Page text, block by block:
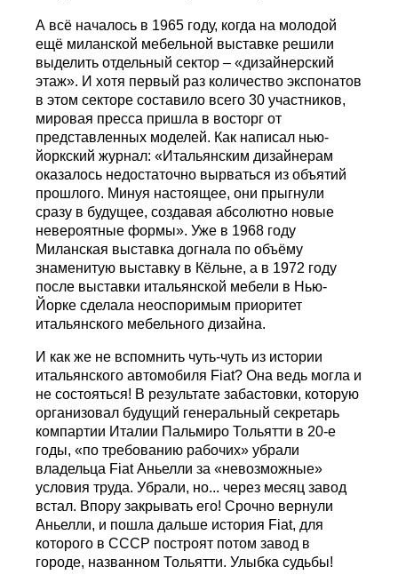
А всё началось в 1965 году, когда на молодой
ещё миланской мебельной выставке решили
выделить отдельный сектор – «дизайнерский
этаж». И хотя первый раз количество экспонатов
в этом секторе составило всего 30 участников,
мировая пресса пришла в восторг от
представленных моделей. Как написал нью-
йоркский журнал: «Итальянским дизайнерам
оказалось недостаточно вырваться из объятий
прошлого. Минуя настоящее, они прыгнули
сразу в будущее, создавая абсолютно новые
невероятные формы». Уже в 1968 году
Миланская выставка догнала по объёму
знаменитую выставку в Кёльне, а в 1972 году
после выставки итальянской мебели в Нью-
Йорке сделала неоспоримым приоритет
итальянского мебельного дизайна.
И как же не вспомнить чуть-чуть из истории
итальянского автомобиля Fiat? Она ведь могла и
не состояться! В результате забастовки, которую
организовал будущий генеральный секретарь
компартии Италии Пальмиро Тольятти в 20-е
годы, «по требованию рабочих» убрали
владельца Fiat Аньелли за «невозможные»
условия труда. Убрали, но... через месяц завод
встал. Впору закрывать его! Срочно вернули
Аньелли, и пошла дальше история Fiat, для
которого в СССР построят потом завод в
городе, названном Тольятти. Улыбка судьбы!